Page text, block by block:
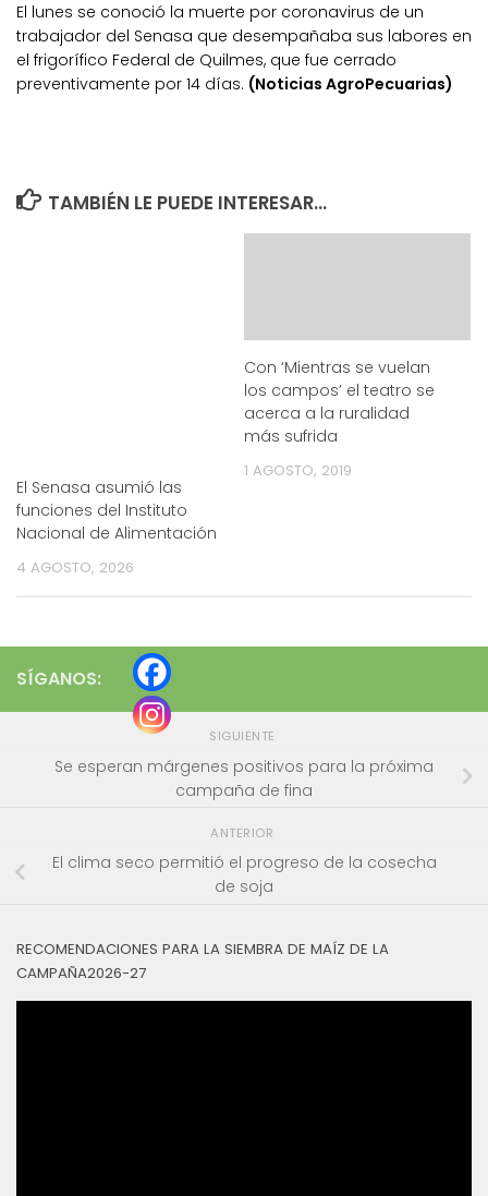
El lunes se conoció la muerte por coronavirus de un
trabajador del Senasa que desempañaba sus labores en
el frigorífico Federal de Quilmes, que fue cerrado
preventivamente por 14 días. (Noticias AgroPecuarias)
TAMBIÉN LE PUEDE INTERESAR...
El Senasa asumió las
funciones del Instituto
Nacional de Alimentación
4 AGOSTO, 2026
Con ‘Mientras se vuelan
los campos’ el teatro se
acerca a la ruralidad
más sufrida
1 AGOSTO, 2019
SÍGANOS:
SIGUIENTE
Se esperan márgenes positivos para la próxima
campaña de fina
ANTERIOR
El clima seco permitió el progreso de la cosecha
de soja
RECOMENDACIONES PARA LA SIEMBRA DE MAÍZ DE LA
CAMPAÑA2026-27